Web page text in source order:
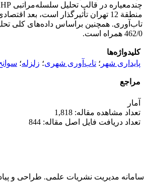
462/0 همراه است.
کلیدواژه‌ها
پایداری شهر ؛ تاب‌آوری شهری؛ زلزله؛
مراجع
آمار
تعداد مشاهده مقاله: 1,818
تعداد دریافت فایل اصل مقاله: 844
سامانه مدیریت نشریات علمی. طراحی و